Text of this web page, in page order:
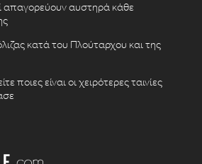
απαγορεύουν αυστηρά κάθε
κατά του Πλούταρχου και της
ποιες είναι οι χειρότερες ταινίες